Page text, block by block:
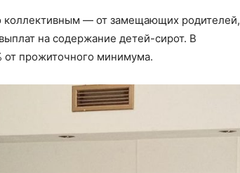
коллективным — от замещающих родителей,
на содержание детей-сирот. В
от прожиточного минимума.